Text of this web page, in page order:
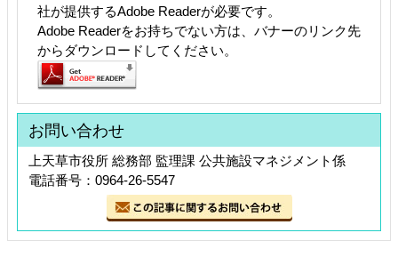
社が提供するAdobe Readerが必要です。
Adobe Readerをお持ちでない方は、バナーのリンク先
からダウンロードしてください。
お問い合わせ
上天草市役所 総務部 監理課 公共施設マネジメント係
電話番号：0964-26-5547